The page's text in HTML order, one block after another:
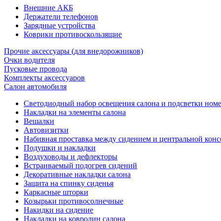
Внешние АКБ
Держатели телефонов
Зарядные устройства
Коврики противоскользящие
Прочие аксессуары (для внедорожников)
Очки водителя
Пусковые провода
Комплекты аксессуаров
Салон автомобиля
Светодиодный набор освещения салона и подсветки
Накладки на элементы салона
Вешалки
Автовизитки
Набивная проставка между сидением и центральной
Подушки и накладки
Воздуховоды и дефлекторы
Встраиваемый подогрев сидений
Декоративные накладки салона
Защита на спинку сиденья
Каркасные шторки
Козырьки противосолнечные
Накидки на сидение
Накладки на ковролин салона